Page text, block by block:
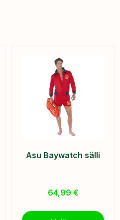
Asu Baywatch sälli
64,99 €